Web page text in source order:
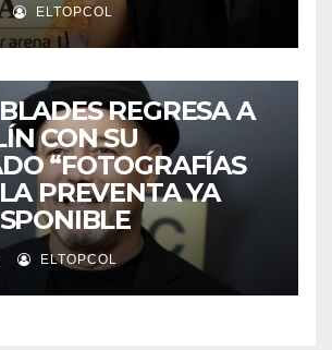
ELTOPCOL
REGRESA A
CON SU
“FOTOGRAFÍAS
PREVENTA YA
ELTOPCOL